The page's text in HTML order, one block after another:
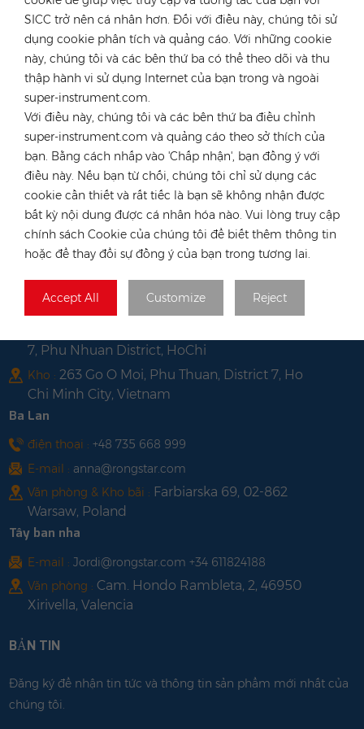
SICC trở nên cá nhân hơn. Đối với điều này, chúng tôi sử
dụng cookie phân tích và quảng cáo. Với những cookie
này, chúng tôi và các bên thứ ba có thể theo dõi và thu
thập hành vi sử dụng Internet của bạn trong và ngoài
super-instrument.com.
Với điều này, chúng tôi và các bên thứ ba điều chỉnh
super-instrument.com và quảng cáo theo sở thích của
bạn. Bằng cách nhấp vào 'Chấp nhận', bạn đồng ý với
điều này. Nếu bạn từ chối, chúng tôi chỉ sử dụng các
cookie cần thiết và rất tiếc là bạn sẽ không nhận được
bất kỳ nội dung được cá nhân hóa nào. Vui lòng truy cập
chính sách Cookie của chúng tôi để biết thêm thông tin
hoặc để thay đổi sự đồng ý của bạn trong tương lai.
Accept All Customize Reject
nước Đức
điện thoại :
+49 176 55258880
E-mail :anna@rongstar.com
Văn phòng & Kho bãi :
52457 Aldenhoven, Deutschland
Hong Kong
điện thoại :
+852 54222219
E-mail :hk@rongstar.com
Văn phòng & Kho bãi :39 Kung-Um Road,
Yuen Long, Hong Kong
Việt Nam
điện thoại :+84 522 038 896
E-mail :
7, Phu Nhuan District, HoChi
Kho : 263 Go O Moi, Phu Thuan, District 7, Ho
Chi Minh City, Vietnam
Ba Lan
điện thoại : +48 735 668 999
E-mail : anna@rongstar.com
Văn phòng & Kho bãi : Farbiarska 69, 02-862
Warsaw, Poland
Tây ban nha
E-mail : Jordi@rongstar.com +34 611824188
Văn phòng : Cam. Hondo Rambleta, 2, 46950
Xirivella, Valencia
BẢN TIN
Đăng ký để nhận tin tức và thông tin sản phẩm mới nhất của
chúng tôi.